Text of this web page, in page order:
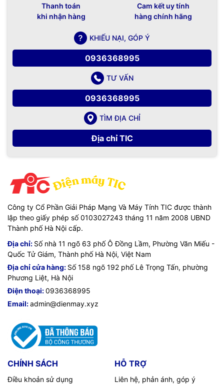
Thanh toán
khi nhận hàng
Cam kết uy tính
hàng chính hãng
KHIẾU NẠI, GÓP Ý
0936368995
TƯ VẤN
0936368995
TÌM ĐỊA CHỈ
Địa chỉ TIC
Công ty Cổ Phần Giải Pháp Mạng Và Máy Tính TIC được thành
lập theo giấy phép số 0103027243 tháng 11 năm 2008 UBND
Thành phố Hà Nội cấp.
Địa chỉ: Số nhà 11 ngõ 63 phố Ô Đồng Lầm, Phường Văn Miếu -
Quốc Tử Giám, Thành phố Hà Nội, Việt Nam
Địa chỉ cửa hàng: Số 158 ngõ 192 phố Lê Trọng Tấn, phường
Phương Liệt, Hà Nội
Điện thoại:0936368995
Email:admin@dienmay.xyz
CHÍNH SÁCH
Điều khoản sử dụng
HỖ TRỢ
Liên hệ, phản ánh, góp ý